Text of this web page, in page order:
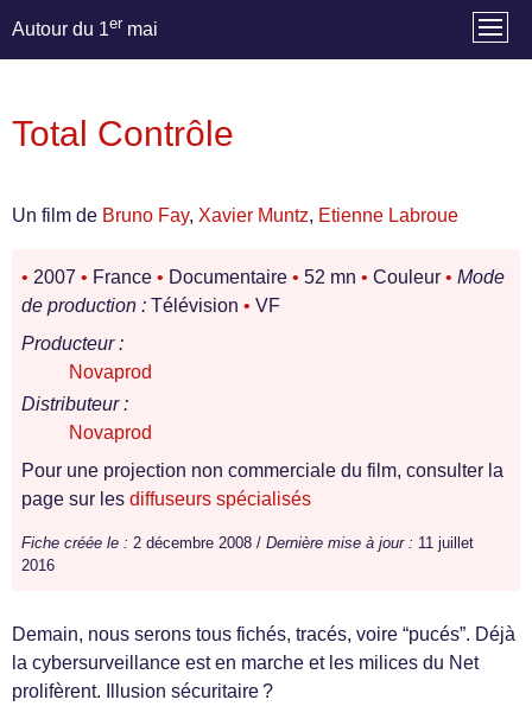
Autour du 1er mai
Total Contrôle
Un film de Bruno Fay, Xavier Muntz, Etienne Labroue
• 2007 • France • Documentaire • 52 mn • Couleur • Mode
de production : Télévision • VF
Producteur :
Novaprod
Distributeur :
Novaprod
Pour une projection non commerciale du film, consulter la
page sur les diffuseurs spécialisés
Fiche créée le : 2 décembre 2008 / Dernière mise à jour : 11 juillet
2016
Demain, nous serons tous fichés, tracés, voire “pucés”. Déjà
la cybersurveillance est en marche et les milices du Net
prolifèrent. Illusion sécuritaire ?